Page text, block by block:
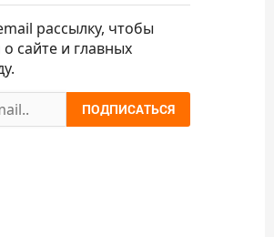
рассылку, чтобы
сайте и главных
ПОДПИСАТЬСЯ